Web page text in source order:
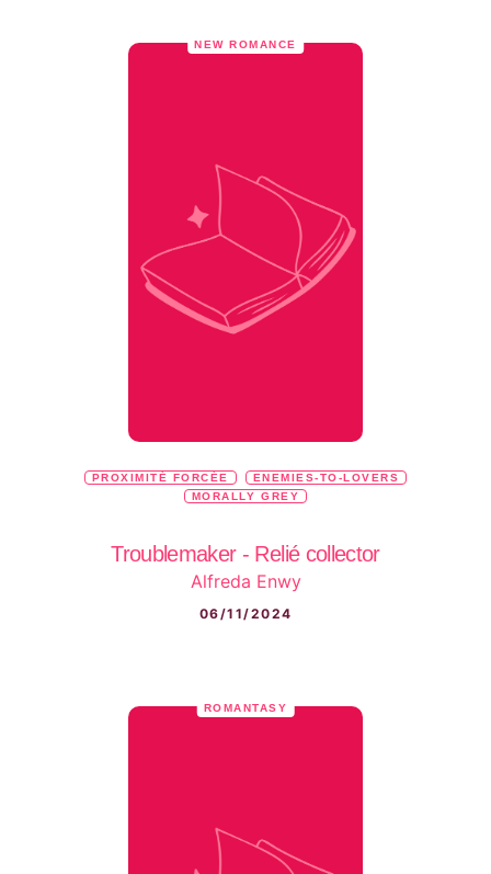
NEW ROMANCE
PROXIMITÉ FORCÉE
ENEMIES-TO-LOVERS
MORALLY GREY
Troublemaker - Relié collector
Alfreda Enwy
06/11/2024
ROMANTASY